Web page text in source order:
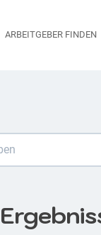
ARBEITGEBER FINDEN